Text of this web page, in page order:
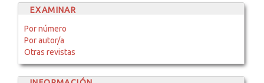
EXAMINAR
Por número
Por autor/a
Otras revistas